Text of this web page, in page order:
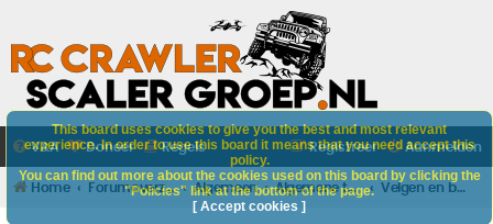
V&A Doneer Regels Aanmelden
Registreer
Home Forumoverzicht Algemeen Algemene techniek Velgen en banden
This board uses cookies to give you the best and most relevant
experience. In order to use this board it means that you need accept this
policy.
You can find out more about the cookies used on this board by clicking the
"Policies" link at the bottom of the page.
[ Accept cookies ]